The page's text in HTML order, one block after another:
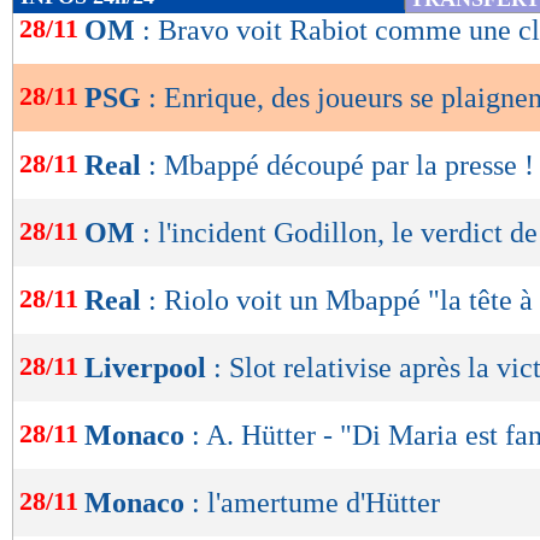
de
OK
28/11 OM : Bravo voit Rabiot comme une
28/11 PSG : Enrique, des joueurs se
28/11 Real : Mbappé découpé par la presse !
28/11 OM : l'incident Godillon, le verdict
28/11 Real : Riolo voit un Mbappé "la tête à
28/11 Liverpool : Slot relativise après la
28/11 Monaco : A. Hütter - "Di Maria est
28/11 Monaco : l'amertume d'Hütter